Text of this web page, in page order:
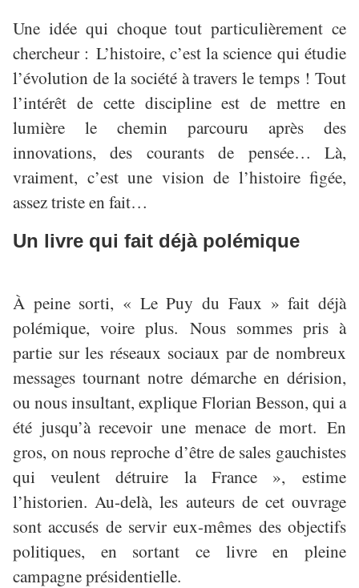
Une idée qui choque tout particulièrement ce
chercheur : L’histoire, c’est la science qui étudie
l’évolution de la société à travers le temps ! Tout
l’intérêt de cette discipline est de mettre en
lumière le chemin parcouru après des
innovations, des courants de pensée… Là,
vraiment, c’est une vision de l’histoire figée,
assez triste en fait…
Un livre qui fait déjà polémique
À peine sorti, « Le Puy du Faux » fait déjà
polémique, voire plus. Nous sommes pris à
partie sur les réseaux sociaux par de nombreux
messages tournant notre démarche en dérision,
ou nous insultant, explique Florian Besson, qui a
été jusqu’à recevoir une menace de mort. En
gros, on nous reproche d’être de sales gauchistes
qui veulent détruire la France », estime
l’historien. Au-delà, les auteurs de cet ouvrage
sont accusés de servir eux-mêmes des objectifs
politiques, en sortant ce livre en pleine
campagne présidentielle.